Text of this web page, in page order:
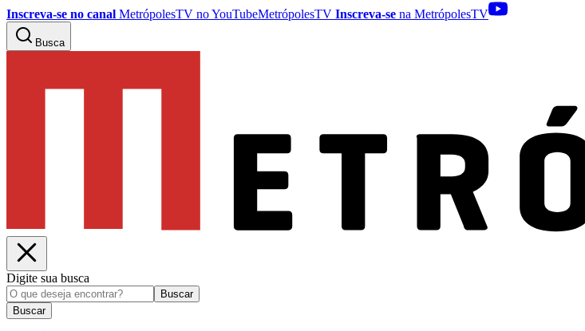
Inscreva-se no canal MetrópolesTV noYouTubeMetrópolesTV Inscreva-se na MetrópolesTV
Busca
Digite sua busca
Buscar
Buscar